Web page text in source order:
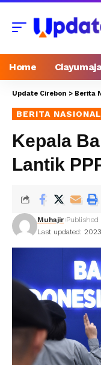
Home
Update Cirebon > Berita
BERITA NASIONAL
Kepala
Lantik
Last updated:
Muhajir Published